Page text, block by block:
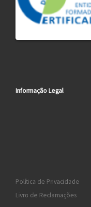
Informação Legal
Política de Privacidade
Livro de Reclamações